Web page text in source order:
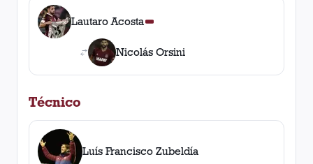
Lautaro Acosta
Nicolás Orsini
Técnico
Luís Francisco Zubeldía